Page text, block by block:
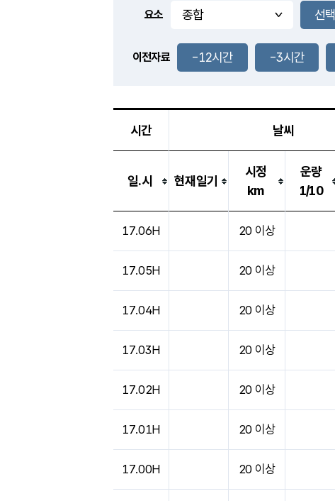
풍도
1.6m/s
-
요소
이전자료 -12시간 -3시간
시간 날씨
일.시 현재일기
시정
km
운량
1/10
17.06H 20 이상
17.05H 20 이상
17.04H 20 이상
17.03H 20 이상
17.02H 20 이상
17.01H 20 이상
17.00H 20 이상